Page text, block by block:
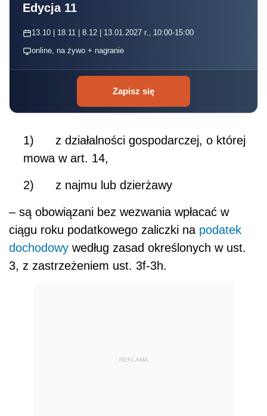
Edycja 11
13.10 | 18.11 | 8.12 | 13.01.2027 r., 10:00-15:00
online, na żywo + nagranie
Zapisz się
1) z działalności gospodarczej, o której
mowa w art. 14,
2) z najmu lub dzierżawy
– są obowiązani bez wezwania wpłacać w
ciągu roku podatkowego zaliczki na podatek
dochodowy według zasad określonych w ust.
3, z zastrzeżeniem ust. 3f-3h.
REKLAMA